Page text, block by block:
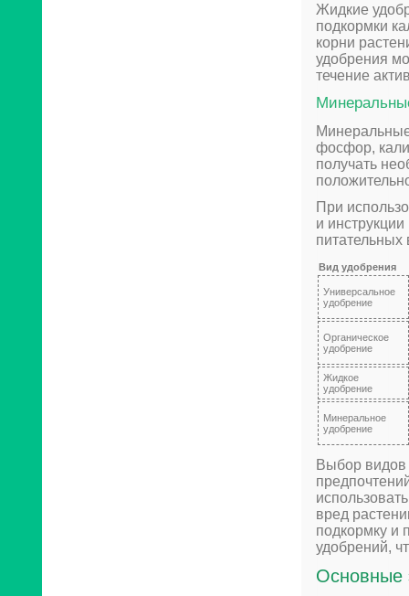
Жидкие
подкормки
корни
удобрения
течение
фосфор,
получать
При
и
питательных
Вид удобрения
Универсальное
удобрение
Органическое
удобрение
Жидкое
удобрение
Минеральное
удобрение
Выбор видов
вред
подкормку и
удобрений,
Основные